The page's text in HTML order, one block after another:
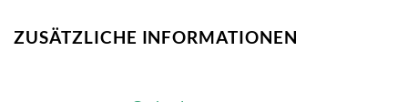
ZUSÄTZLICHE INFORMATIONEN